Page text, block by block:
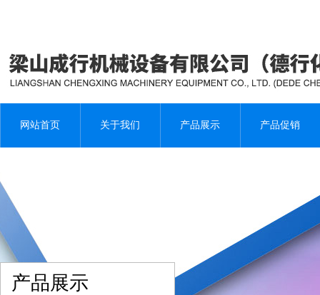
网站首页 关于我们 产品展示 产品促销
产品展示